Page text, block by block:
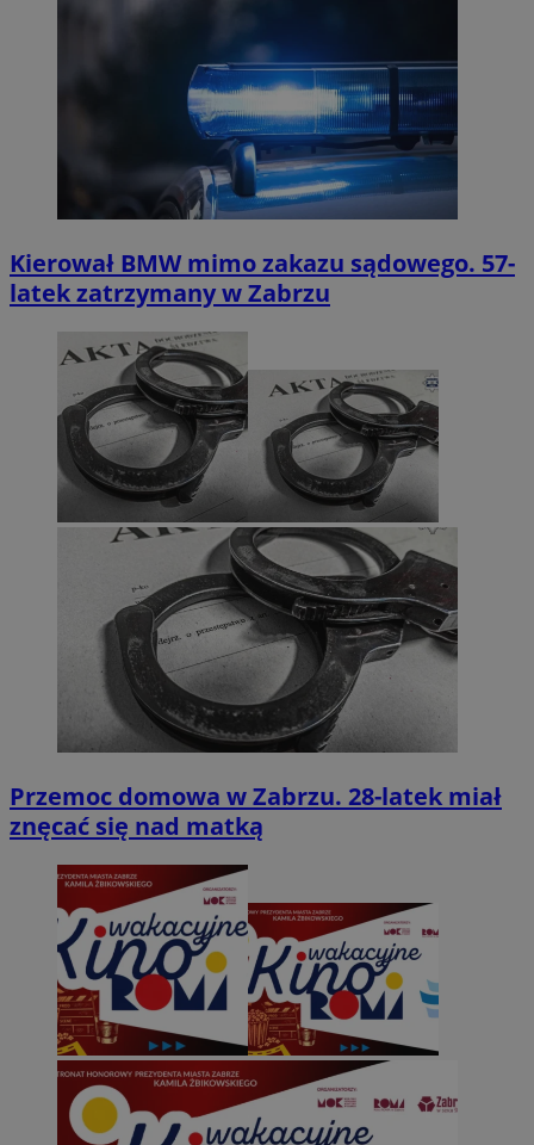
Kierował BMW mimo zakazu sądowego. 57-
latek zatrzymany w Zabrzu
Przemoc domowa w Zabrzu. 28-latek miał
znęcać się nad matką